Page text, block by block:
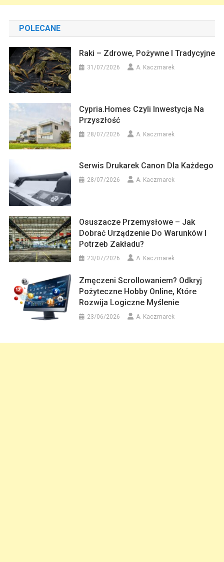
POLECANE
Raki – Zdrowe, Pożywne I Tradycyjne
31/07/2026 A. Kaczmarek
Cypria.homes Czyli Inwestycja Na
Przyszłość
28/07/2026 A. Kaczmarek
Serwis Drukarek Canon Dla Każdego
28/07/2026 A. Kaczmarek
Osuszacze Przemysłowe – Jak
Dobrać Urządzenie Do Warunków I
Potrzeb Zakładu?
23/07/2026 A. Kaczmarek
Zmęczeni Scrollowaniem? Odkryj
Pożyteczne Hobby Online, Które
Rozwija Logiczne Myślenie
23/06/2026 A. Kaczmarek